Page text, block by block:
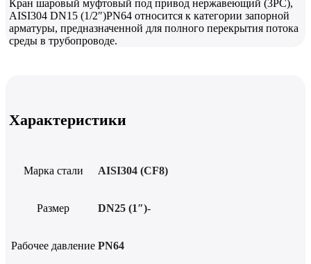
Кран шаровый муфтовый под привод нержавеющий (3PC),
AISI304 DN15 (1/2″)PN64 относится к категории запорной
арматуры, предназначенной для полного перекрытия потока
среды в трубопроводе.
Характеристики
Марка стали AISI304 (CF8)
Размер DN25 (1″)-
Рабочее давление PN64